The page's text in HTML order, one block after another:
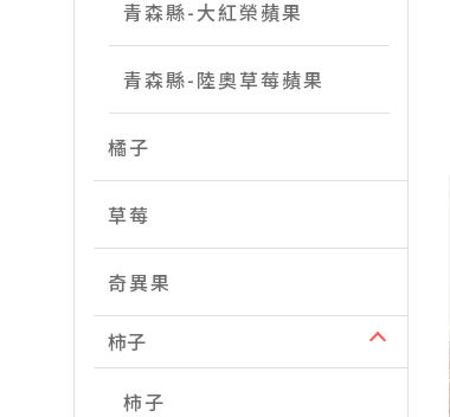
青森縣-大紅榮蘋果
青森縣-陸奧草莓蘋果
橘子
草莓
奇異果
柿子
柿子